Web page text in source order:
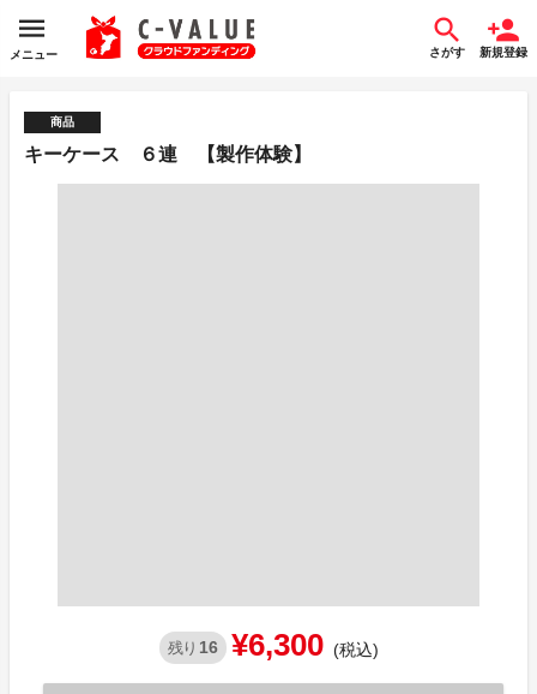
メニュー さがす 新規登録
商品
キーケース ６連 【製作体験】
残り 16 ¥6,300 (税込)